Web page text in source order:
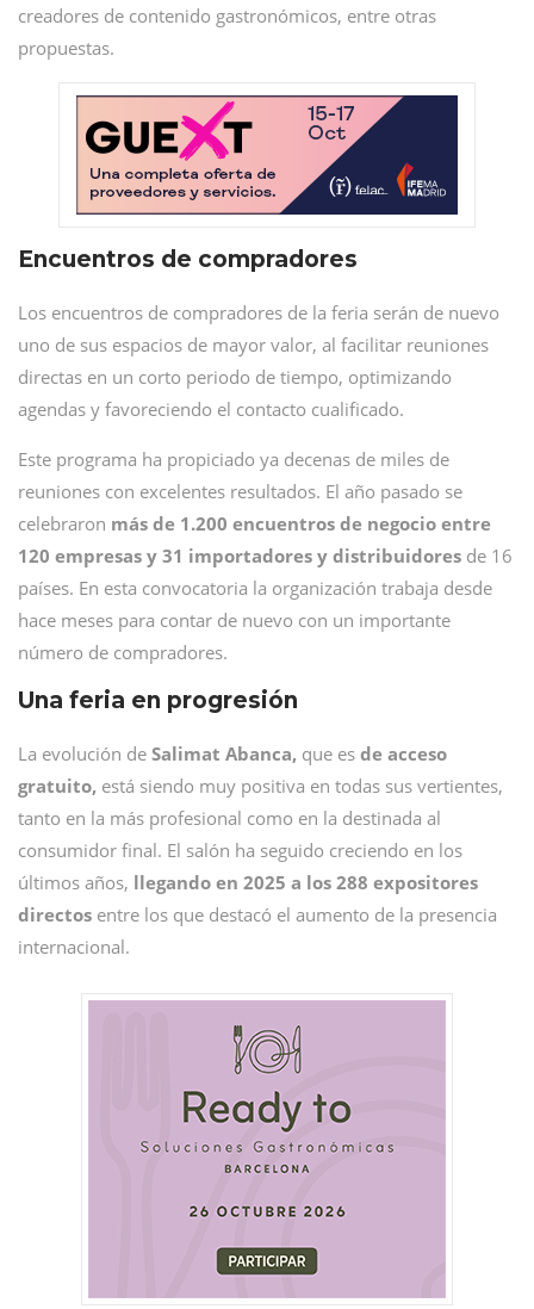
creadores de contenido gastronómicos, entre otras
propuestas.
Encuentros de compradores
Los encuentros de compradores de la feria serán de nuevo
uno de sus espacios de mayor valor, al facilitar reuniones
directas en un corto periodo de tiempo, optimizando
agendas y favoreciendo el contacto cualificado.
Este programa ha propiciado ya decenas de miles de
reuniones con excelentes resultados. El año pasado se
celebraron más de 1.200 encuentros de negocio entre
120 empresas y 31 importadores y distribuidores de 16
países. En esta convocatoria la organización trabaja desde
hace meses para contar de nuevo con un importante
número de compradores.
Una feria en progresión
La evolución de Salimat Abanca, que es de acceso
gratuito, está siendo muy positiva en todas sus vertientes,
tanto en la más profesional como en la destinada al
consumidor final. El salón ha seguido creciendo en los
últimos años, llegando en 2025 a los 288 expositores
directos entre los que destacó el aumento de la presencia
internacional.